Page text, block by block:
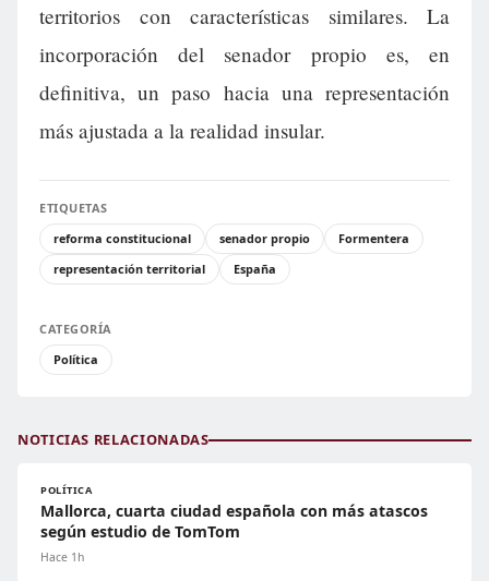
territorios con características similares. La
incorporación del senador propio es, en
definitiva, un paso hacia una representación
más ajustada a la realidad insular.
ETIQUETAS
reforma constitucional
senador propio
Formentera
representación territorial
España
CATEGORÍA
Política
NOTICIAS RELACIONADAS
POLÍTICA
Mallorca, cuarta ciudad española con más atascos
según estudio de TomTom
Hace 1h